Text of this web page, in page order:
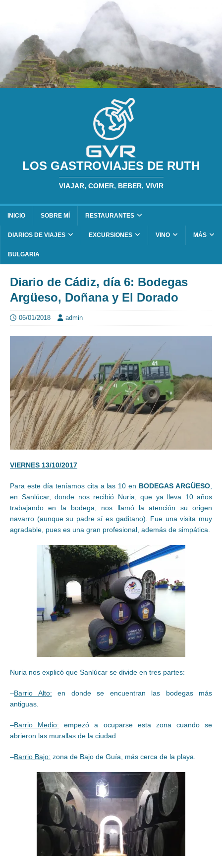
LOS GASTROVIAJES DE RUTH
VIAJAR, COMER, BEBER, VIVIR
INICIO SOBRE MÍ RESTAURANTES
DIARIOS DE VIAJES EXCURSIONES VINO MÁS
BULGARIA
Diario de Cádiz, día 6: Bodegas
Argüeso, Doñana y El Dorado
06/01/2018 admin
VIERNES 13/10/2017
Para este día teníamos cita a las 10 en BODEGAS ARGÜESO,
en Sanlúcar, donde nos recibió Nuria, que ya lleva 10 años
trabajando en la bodega; nos llamó la atención su origen
navarro (aunque su padre sí es gaditano). Fue una visita muy
agradable, pues es una gran profesional, además de simpática.
Nuria nos explicó que Sanlúcar se divide en tres partes:
–Barrio Alto: en donde se encuentran las bodegas más
antiguas.
–Barrio Medio: empezó a ocuparse esta zona cuando se
abrieron las murallas de la ciudad.
–Barrio Bajo: zona de Bajo de Guía, más cerca de la playa.